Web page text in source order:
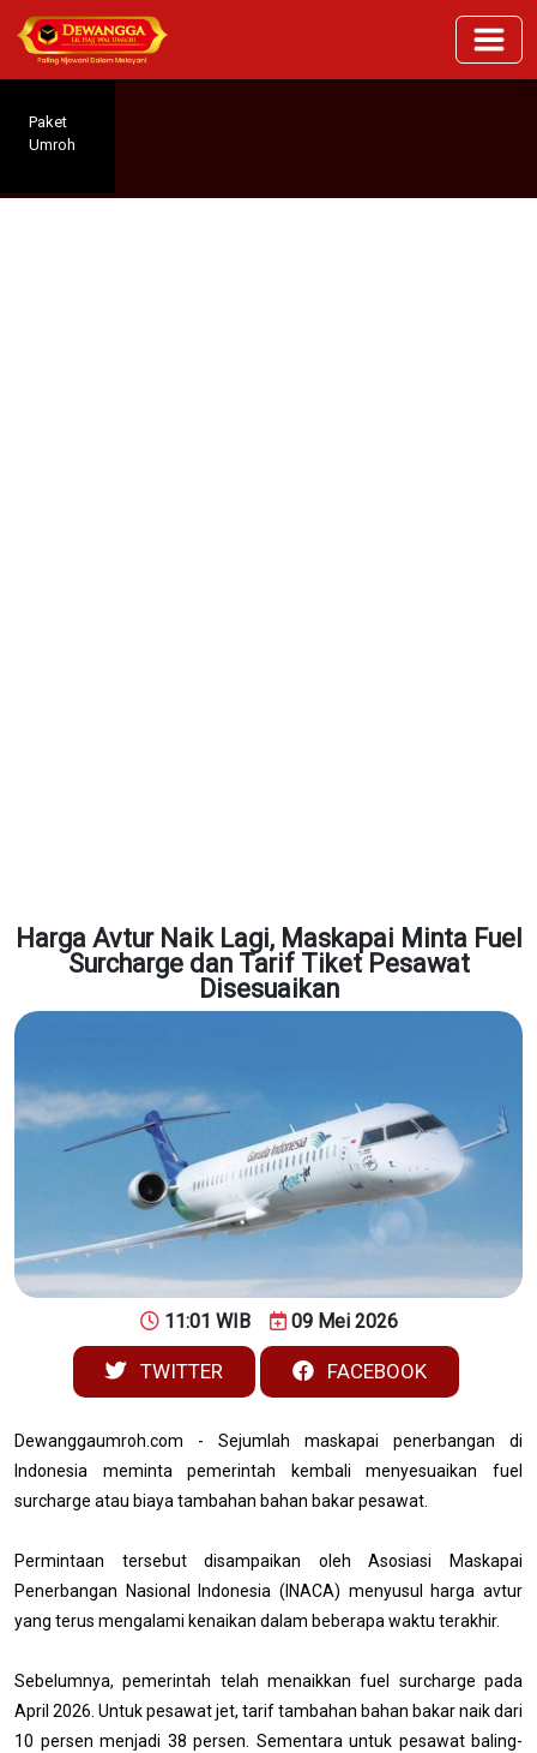
Paket
Umroh
Harga Avtur Naik Lagi, Maskapai Minta Fuel
Surcharge dan Tarif Tiket Pesawat
Disesuaikan
11:01 WIB 09 Mei 2026
TWITTER FACEBOOK
Dewanggaumroh.com - Sejumlah maskapai penerbangan di
Indonesia meminta pemerintah kembali menyesuaikan fuel
surcharge atau biaya tambahan bahan bakar pesawat.
Permintaan tersebut disampaikan oleh Asosiasi Maskapai
Penerbangan Nasional Indonesia (INACA) menyusul harga avtur
yang terus mengalami kenaikan dalam beberapa waktu terakhir.
Sebelumnya, pemerintah telah menaikkan fuel surcharge pada
April 2026. Untuk pesawat jet, tarif tambahan bahan bakar naik dari
10 persen menjadi 38 persen. Sementara untuk pesawat baling-